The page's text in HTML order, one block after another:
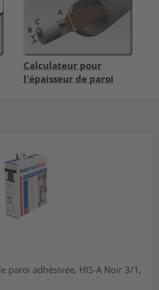
Calculateur pour
l'épaisseur de paroi
paroi adhésivée, HIS-A Noir 3/1,